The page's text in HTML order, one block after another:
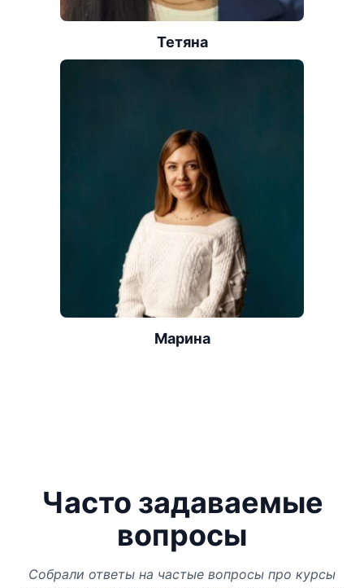
Тетяна
Марина
Часто задаваемые
вопросы
Собрали ответы на частые вопросы про курсы